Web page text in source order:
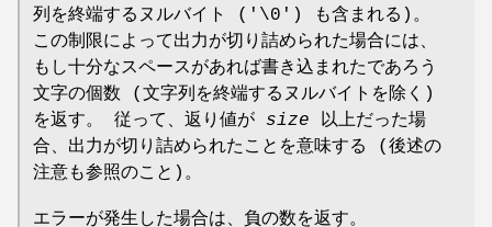
列を終端するヌルバイト ('\0') も含まれる)。
この制限によって出力が切り詰められた場合には、
もし十分なスペースがあれば書き込まれたであろう
文字の個数 (文字列を終端するヌルバイトを除く)
を返す。 従って、返り値が size 以上だった場
合、出力が切り詰められたことを意味する (後述の
注意も参照のこと)。
エラーが発生した場合は、負の数を返す。